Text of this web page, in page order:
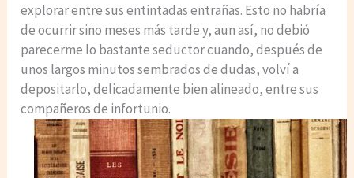
explorar entre sus entintadas entrañas. Esto no habría
de ocurrir sino meses más tarde y, aun así, no debió
parecerme lo bastante seductor cuando, después de
unos largos minutos sembrados de dudas, volví a
depositarlo, delicadamente bien alineado, entre sus
compañeros de infortunio.